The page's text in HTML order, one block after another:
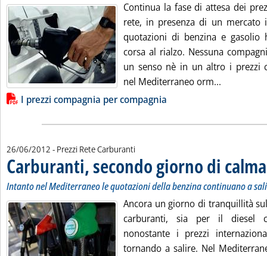
Continua la fase di attesa dei
rete, in presenza di un mercato
quotazioni di benzina e gasolio
corsa al rialzo. Nessuna
un senso nè in un altro i prezzi
nel Mediterraneo orm...
Lista allegati PDF alla notizia
I prezzi compagnia per compagnia
26/06/2012 - Prezzi Rete Carburanti
Carburanti, secondo giorno di calma
Intanto nel Mediterraneo le quotazioni della benzina continuano a
Ancora un giorno di tranquillità
carburanti, sia per il diesel
nonostante i prezzi
tornando a salire. Nel